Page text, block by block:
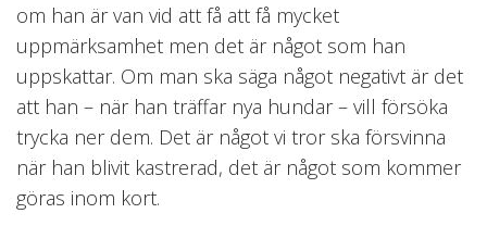
om han är van vid att få att få mycket
uppmärksamhet men det är något som han
uppskattar. Om man ska säga något negativt är det
att han – när han träffar nya hundar – vill försöka
trycka ner dem. Det är något vi tror ska försvinna
när han blivit kastrerad, det är något som kommer
göras inom kort.